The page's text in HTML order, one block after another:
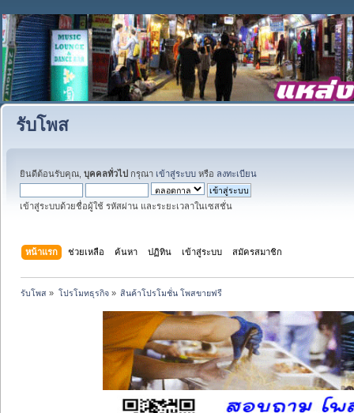
รับโพส
ยินดีต้อนรับคุณ, บุคคลทั่วไป กรุณา เข้าสู่ระบบ หรือ ลงทะเบียน
เข้าสู่ระบบด้วยชื่อผู้ใช้ รหัสผ่าน และระยะเวลาในเซสชั่น
หน้าแรก ช่วยเหลือ ค้นหา ปฏิทิน เข้าสู่ระบบ สมัครสมาชิก
รับโพส » โปรโมทธุรกิจ» สินค้าโปรโมชั่น โพสขายฟรี